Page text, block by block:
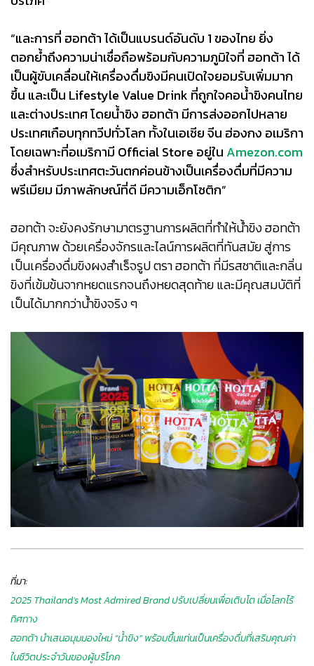
“และการที่ ฮอทต้า ได้เป็นแบรนด์อันดับ 1 ของไทย ยิ่ง
ตอกย้ำถึงความน่าเชื่อถือพร้อมกับความภูมิใจที่ ฮอทต้า ได้
เป็นผู้ขับเคลื่อนให้เครื่องดื่มขิงมีคนเปิดใจยอมรับเพิ่มมาก
ขึ้น และเป็น Lifestyle Value Drink ที่ถูกใจคอน้ำขิงคนไทย
และต่างประเทศ โดยน้ำขิง ฮอทต้า มีการส่งออกไปหลาย
ประเทศเกือบทุกทวีปทั่วโลก ทั้งในเอเชีย จีน ฮ่องกง อเมริกา
โดยเฉพาะที่อเมริกามี Official Store อยู่ใน Amezon.com
ซึ่งสำหรับประเทศตะวันตกค่อนข้างเป็นเครื่องดื่มที่มีความ
พรีเมียม มีภาพลักษณ์ที่ดี มีความเอ็กโซติก”
ฮอทต้า จะยังคงรักษามาตรฐานการผลิตที่ทำให้น้ำขิง ฮอทต้า
มีคุณภาพ ด้วยเครื่องจักรและไลน์การผลิตที่ทันสมัย สู่การ
เป็นเครื่องดื่มขิงผงสำเร็จรูป ตรา ฮอทต้า ที่มีรสชาติและกลิ่น
ขิงที่เข้มข้นจากหยดแรกจนถึงหยดสุดท้าย และมีคุณสมบัติที่
เป็นได้มากกว่าน้ำขิงจริง ๆ
ที่มา:
2025 Thailand’s Most Admired Brand ปรับเปลี่ยนเพื่อเติบโต เมื่อโลกไร้
ทิศทาง
ฮอทต้า นำเสนอมุมมองใหม่ “น้ำขิง” พร้อมขึ้นแท่นเป็นเครื่องดื่มที่เสริมคุณค่า
ในชีวิตประจำวันของผู้บริโภค